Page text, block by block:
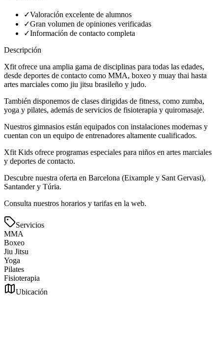
✓Valoración excelente de alumnos
✓Gran volumen de opiniones verificadas
✓Información de contacto completa
Descripción
Xfit ofrece una amplia gama de disciplinas para todas las edades,
desde deportes de contacto como MMA, boxeo y muay thai hasta
artes marciales como jiu jitsu brasileño y judo.
También disponemos de clases dirigidas de fitness, como zumba,
yoga y pilates, además de servicios de fisioterapia y quiromasaje.
Nuestros gimnasios están equipados con instalaciones modernas y
cuentan con un equipo de entrenadores altamente cualificados.
Xfit Kids ofrece programas especiales para niños en artes marciales
y deportes de contacto.
Descubre nuestra oferta en Barcelona (Eixample y Sant Gervasi),
Santander y Túria.
Consulta nuestros horarios y tarifas en la web.
Servicios
MMA
Boxeo
Jiu Jitsu
Yoga
Pilates
Fisioterapia
Ubicación